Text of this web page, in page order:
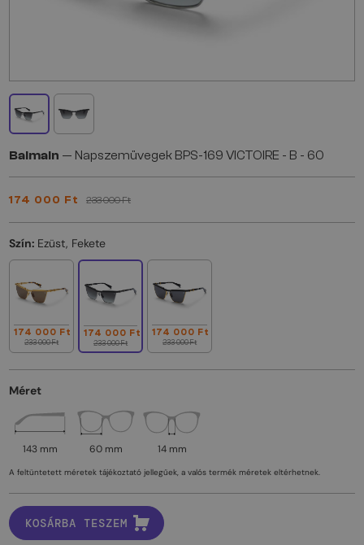
Balmain — Napszemüvegek BPS-169 VICTOIRE - B - 60
174 000 Ft 233 000 Ft
Szín: Ezüst, Fekete
174 000 Ft
233 000 Ft
174 000 Ft
233 000 Ft
174 000 Ft
233 000 Ft
Méret
143 mm 60 mm 14 mm
A feltüntetett méretek tájékoztató jellegűek, a valós termék méretek eltérhetnek.
KOSÁRBA TESZEM